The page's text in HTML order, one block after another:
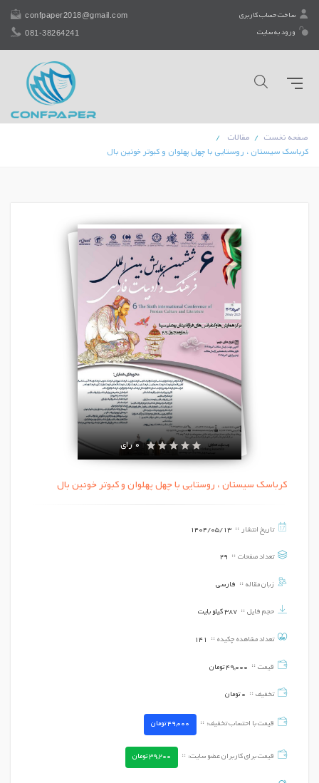
ساخت حساب کاربری
ورود به سایت
confpaper2018@gmail.com
081-38264241
صفحه نخست
مقالات
کرباسک سیستان ، روستایی با چهل پهلوان و کبوتر خونین بال
0 رای
کرباسک سیستان ، روستایی با چهل پهلوان و کبوتر خونین بال
تاریخ انتشار 1404/05/13
تعداد صفحات 29
زبان مقاله فارسی
حجم فایل 387 کیلو بایت
تعداد مشاهده چکیده 141
قیمت 49,000تومان
تخفیف 0 تومان
قیمت با احتساب تخفیف: 49,000تومان
قیمت برای کاربران عضو سایت: 39,200تومان